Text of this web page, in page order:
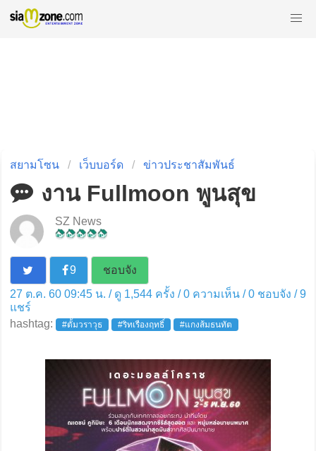
สยามโซน เว็บบอร์ด ข่าวประชาสัมพันธ์
งาน Fullmoon พูนสุข
SZ News
9
ชอบจัง
27 ต.ค. 60 09:45 น. / ดู 1,544 ครั้ง / 0 ความเห็น /0ชอบจัง /9
แชร์
hashtag:
#ตั้มวราวุธ #ริทเรืองฤทธิ์ #แกงส้มธนทัต